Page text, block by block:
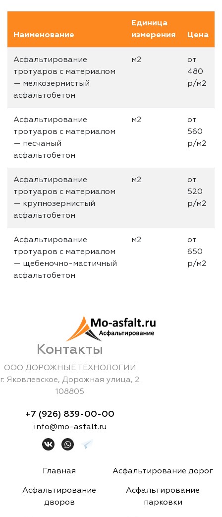
Наименование
Единица
измерения
Цена
Асфальтирование
тротуаров с материалом
— мелкозернистый
асфальтобетон
м2
от
480
р/м2
Асфальтирование
тротуаров с материалом
— песчаный
асфальтобетон
м2
от
560
р/м2
Асфальтирование
тротуаров с материалом
— крупнозернистый
асфальтобетон
м2
от
520
р/м2
Асфальтирование
тротуаров с материалом
— щебеночно-мастичный
асфальтобетон
м2
от
650
р/м2
Контакты
ООО ДОРОЖНЫЕ ТЕХНОЛОГИИ
г. Яковлевское, Дорожная улица, 2
108805
+7 (926) 839-00-00
info@mo-asfalt.ru
Главная Асфальтирование дорог
Асфальтирование
дворов
Асфальтирование
парковки